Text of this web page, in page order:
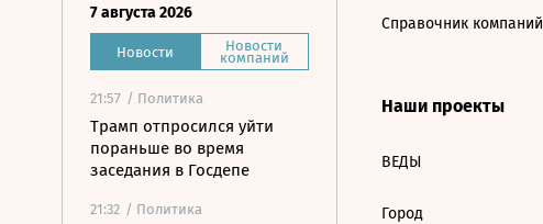
7 августа 2026
Новости Новости
компаний
21:57 / Политика
Трамп отпросился уйти
пораньше во время
заседания в Госдепе
21:32 / Политика
Справочник компаний
Наши проекты
ВЕДЫ
Город